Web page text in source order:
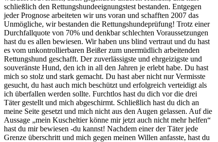
schließlich den Rettungshundeeignungstest bestanden. Entgegen
jeder Prognose arbeiteten wir uns voran und schafften 2007 das
Unmögliche, wir bestanden die Rettungshundeprüfung! Trotz einer
Durchfallquote von 70% und denkbar schlechten Voraussetzungen
hast du es allen bewiesen. Wir haben uns blind vertraut und du hast
es vom unkontrollierbaren Beißer zum unermüdlich arbeitenden
Rettungshund geschafft. Der zuverlässigste und ehrgeizigste und
souveränste Hund, den ich in all den Jahren je erlebt habe. Du hast
mich so stolz und stark gemacht. Du hast aber nicht nur Vermisste
gesucht, du hast auch mich beschützt und erfolgreich verteidigt als
ich überfallen werden sollte. Furchtlos hast du dich vor die drei
Täter gestellt und mich abgeschirmt. Schließlich hast du dich an
meine Seite gesetzt und mich nicht aus den Augen gelassen. Auf die
Aussage „mein Kuscheltier könne mir jetzt auch nicht mehr helfen“
hast du mir bewiesen -du kannst! Nachdem einer der Täter jede
Grenze überschritt und mich gegen meinen Willen anfasste, hast du